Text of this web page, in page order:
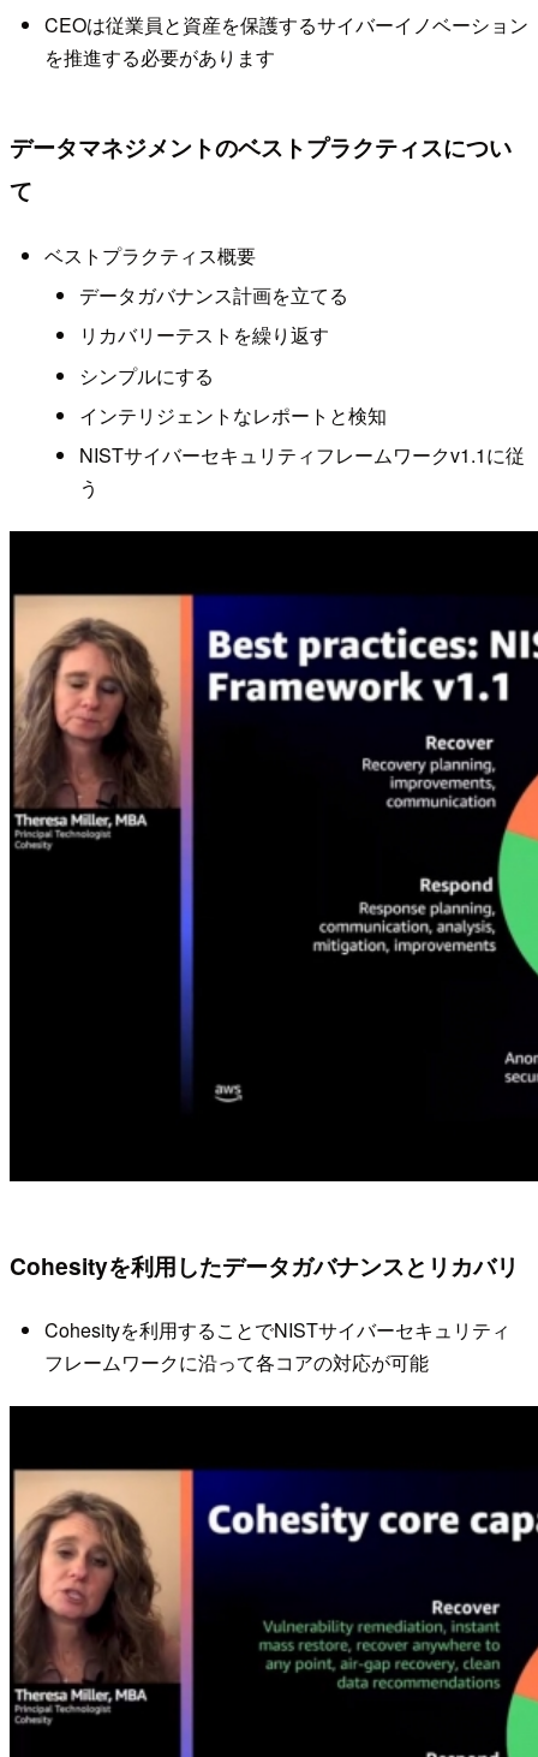
CEOは従業員と資産を保護するサイバーイノベーション
を推進する必要があります
データマネジメントのベストプラクティスについ
て
ベストプラクティス概要
データガバナンス計画を立てる
リカバリーテストを繰り返す
シンプルにする
インテリジェントなレポートと検知
NISTサイバーセキュリティフレームワークv1.1に従
う
Cohesityを利用したデータガバナンスとリカバリ
Cohesityを利用することでNISTサイバーセキュリティ
フレームワークに沿って各コアの対応が可能